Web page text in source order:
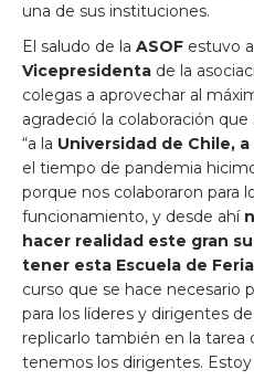
una de sus instituciones.
El saludo de la ASOF estuvo
Vicepresidenta de la
colegas a aprovechar al
agradeció la colaboración
“a la Universidad de Chile, a
el tiempo de pandemia
porque nos colaboraron para
funcionamiento, y desde ahí
hacer realidad este gran
tener esta Escuela de
curso que se hace necesario
para los líderes y dirigentes
replicarlo también en la tarea
tenemos los dirigentes.